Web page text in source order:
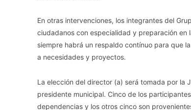
En otras intervenciones, los integrantes del
ciudadanos con especialidad y preparación en
siempre habrá un respaldo contínuo para que
a necesidades y proyectos.
La elección del director (a) será tomada por la
presidente municipal. Cinco de los
dependencias y los otros cinco son